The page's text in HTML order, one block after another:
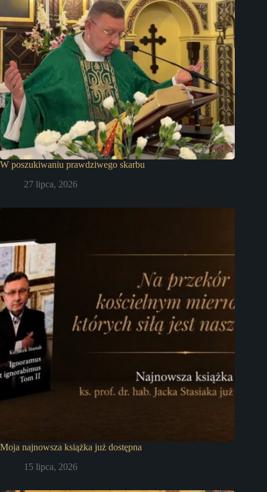
W poszukiwaniu prawdziwego skarbu
27 lipca, 2026
Moja najnowsza książka już dostępna
15 lipca, 2026